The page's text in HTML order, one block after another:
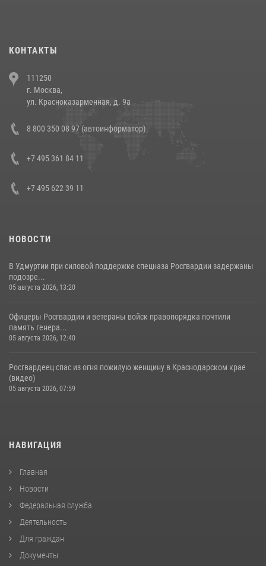
напавших на бригаду скорой помощи (видео)
14 июля 2026, 12:20
В Росгвардии прошла военно-научная конференция по обобщению
боевого опыта
КОНТАКТЫ
111250
г. Москва,
ул. Красноказарменная, д. 9а
8 800 350 08 97 (автоинформатор)
+7 495 361 84 11
+7 495 622 39 11
НОВОСТИ
В Удмуртии при силовой поддержке спецназа Росгвардии задержаны
подозре...
05 августа 2026, 13:20
Офицеры Росгвардии и ветераны войск правопорядка почтили
память генера...
05 августа 2026, 12:40
Росгвардеец спас из огня пожилую женщину в Краснодарском крае
(видео)
05 августа 2026, 07:59
НАВИГАЦИЯ
Главная
Новости
Федеральная служба
Деятельность
Для граждан
Документы